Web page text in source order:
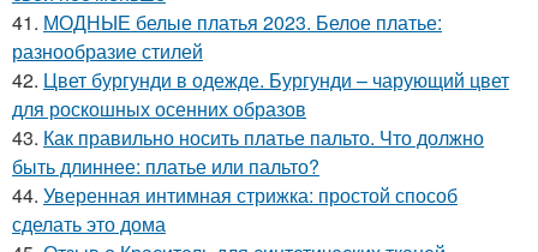
41. МОДНЫЕ белые платья 2023. Белое платье:
разнообразие стилей
42. Цвет бургунди в одежде. Бургунди – чарующий цвет
для роскошных осенних образов
43. Как правильно носить платье пальто. Что должно
быть длиннее: платье или пальто?
44. Уверенная интимная стрижка: простой способ
сделать это дома